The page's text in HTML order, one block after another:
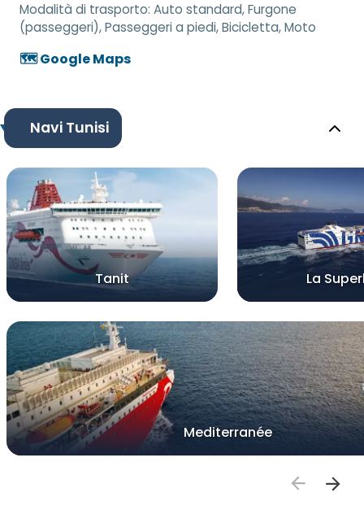
Modalità di trasporto: Auto standard, Furgone
(passeggeri), Passeggeri a piedi, Bicicletta, Moto
🗺️ Google Maps
Navi Tunisi
Tanit La
Mediterranée